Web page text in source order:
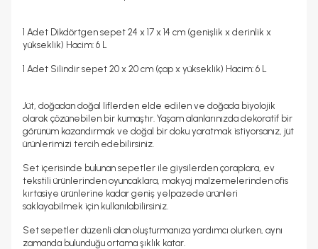
1 Adet Dikdörtgen sepet 24 x 17 x 14 cm (genişlik x derinlik x
yükseklik) Hacim: 6 L
1 Adet Silindir sepet 20 x 20 cm (çap x yükseklik) Hacim: 6 L
Jüt, doğadan doğal liflerden elde edilen ve doğada biyolojik
olarak çözünebilen bir kumaştır. Yaşam alanlarınızda dekoratif bir
görünüm kazandırmak ve doğal bir doku yaratmak istiyorsanız, jüt
ürünlerimizi tercih edebilirsiniz.
Set içerisinde bulunan sepetler ile giysilerden çoraplara, ev
tekstili ürünlerinden oyuncaklara, makyaj malzemelerinden ofis
kırtasiye ürünlerine kadar geniş yelpazede ürünleri
saklayabilmek için kullanılabilirsiniz.
Set sepetler düzenli alan oluşturmanıza yardımcı olurken, aynı
zamanda bulunduğu ortama şıklık katar.